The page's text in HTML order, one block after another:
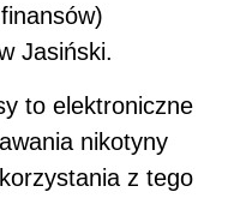
Jasiński.
to elektroniczne
nikotyny
z tego